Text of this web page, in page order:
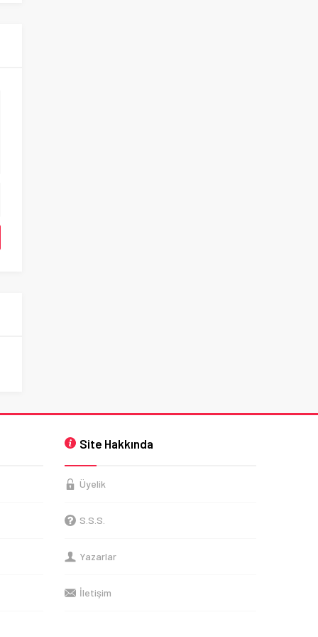
Site Hakkında
Üyelik
S.S.S.
Yazarlar
İletişim